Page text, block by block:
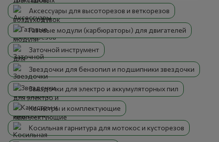
Аксессуары для высоторезов и веткорезов
Газовые модули (карбюраторы) для двигателей
Заточной инструмент
Звездочки для бензопил и подшипники звездочки
Звездочки для электро и аккумуляторных пил
Канистры и комплектующие
Косильная гарнитура для мотокос и кусторезов